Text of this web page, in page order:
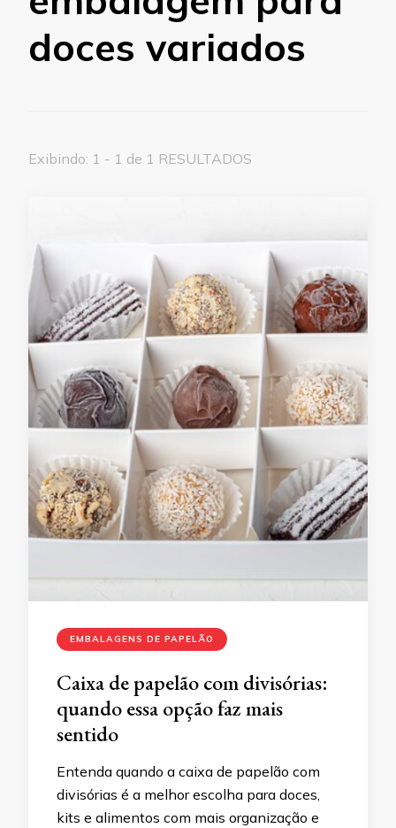
doces variados
Exibindo: 1 - 1 de 1 RESULTADOS
EMBALAGENS DE PAPELÃO
Caixa de papelão com divisórias:
quando essa opção faz mais
sentido
Entenda quando a caixa de papelão com
divisórias é a melhor escolha para doces,
kits e alimentos com mais organização e